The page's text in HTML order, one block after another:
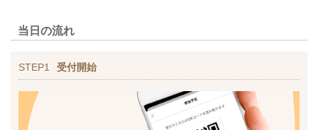
当日の流れ
STEP1 受付開始